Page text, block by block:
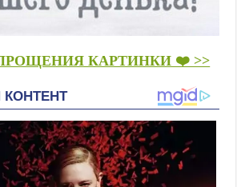
КАРТИНКИ ❤️ >>